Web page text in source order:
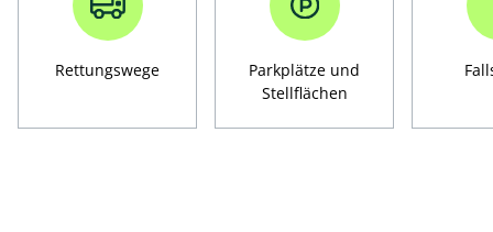
Rettungswege
Parkplätze und
Stellflächen